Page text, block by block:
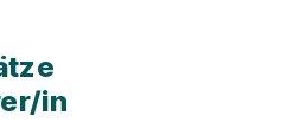
in